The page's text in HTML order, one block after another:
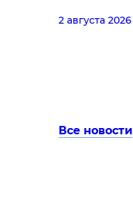
2 августа 2026
Все новости